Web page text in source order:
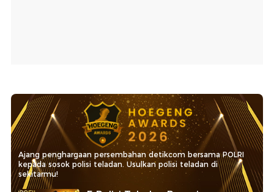
Ajang penghargaan persembahan detikcom bersama POLRI
kepada sosok polisi teladan. Usulkan polisi teladan di
sekitarmu!